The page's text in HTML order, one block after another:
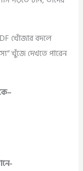
খোঁজার বদলে
খুঁজে দেখতে পারেন